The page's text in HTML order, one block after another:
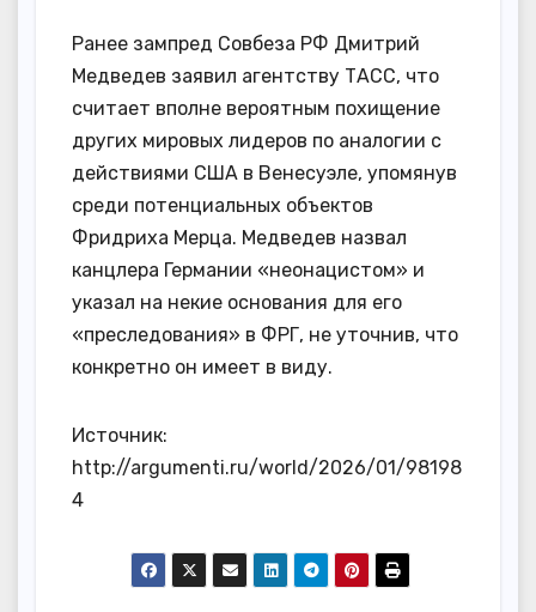
Ранее зампред Совбеза РФ Дмитрий
Медведев заявил агентству ТАСС, что
считает вполне вероятным похищение
других мировых лидеров по аналогии с
действиями США в Венесуэле, упомянув
среди потенциальных объектов
Фридриха Мерца. Медведев назвал
канцлера Германии «неонацистом» и
указал на некие основания для его
«преследования» в ФРГ, не уточнив, что
конкретно он имеет в виду.
Источник:
http://argumenti.ru/world/2026/01/98198
4